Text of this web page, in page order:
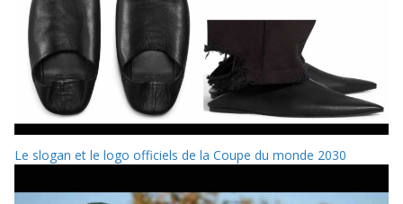
Le slogan et le logo officiels de la Coupe du monde 2030